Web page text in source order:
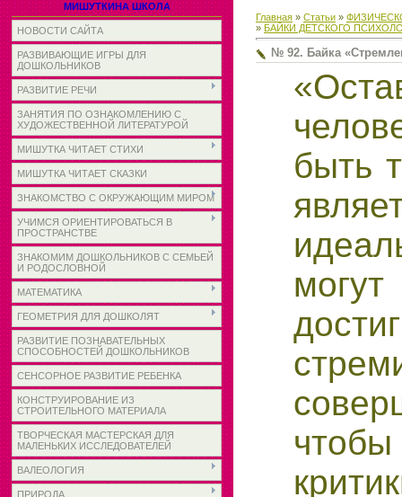
МИШУТКИНА ШКОЛА
НОВОСТИ САЙТА
РАЗВИВАЮЩИЕ ИГРЫ ДЛЯ
ДОШКОЛЬНИКОВ
РАЗВИТИЕ РЕЧИ
ЗАНЯТИЯ ПО ОЗНАКОМЛЕНИЮ С
ХУДОЖЕСТВЕННОЙ ЛИТЕРАТУРОЙ
МИШУТКА ЧИТАЕТ СТИХИ
МИШУТКА ЧИТАЕТ СКАЗКИ
ЗНАКОМСТВО С ОКРУЖАЮЩИМ МИРОМ
УЧИМСЯ ОРИЕНТИРОВАТЬСЯ В
ПРОСТРАНСТВЕ
ЗНАКОМИМ ДОШКОЛЬНИКОВ С СЕМЬЕЙ
И РОДОСЛОВНОЙ
МАТЕМАТИКА
ГЕОМЕТРИЯ ДЛЯ ДОШКОЛЯТ
РАЗВИТИЕ ПОЗНАВАТЕЛЬНЫХ
СПОСОБНОСТЕЙ ДОШКОЛЬНИКОВ
СЕНСОРНОЕ РАЗВИТИЕ РЕБЕНКА
КОНСТРУИРОВАНИЕ ИЗ
СТРОИТЕЛЬНОГО МАТЕРИАЛА
ТВОРЧЕСКАЯ МАСТЕРСКАЯ ДЛЯ
МАЛЕНЬКИХ ИССЛЕДОВАТЕЛЕЙ
ВАЛЕОЛОГИЯ
ПРИРОДА
Главная » Статьи »
» БАЙКИ ДЕТСКОГО
№ 92. Байка
быть